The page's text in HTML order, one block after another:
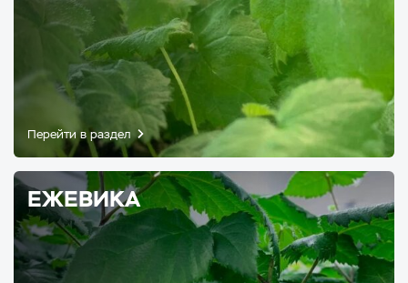
Перейти в раздел
ЕЖЕВИКА